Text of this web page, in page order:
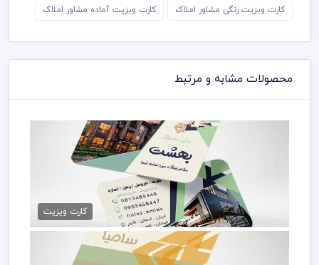
کارت ویزیت رنگی مشاور املاک کارت ویزیت آماده مشاور املاک
محصولات مشابه و مرتبط
کارت ویزیت بنگاه مسکن
79,000 تومان
کارت ویزیت